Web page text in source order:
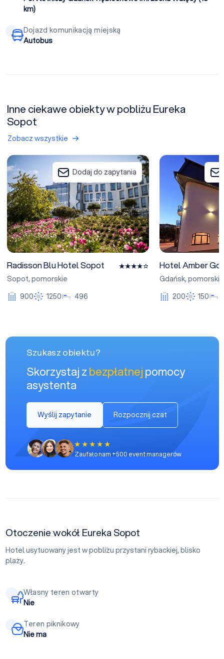
km)
Dojazd komunikacją miejską
Autobus
Inne ciekawe obiekty w pobliżu Eureka
Sopot
Zobacz wszystkie
Radisson Blu Hotel Sopot
Dodaj do zapytania
Radisson Blu Hotel Sopot
Sopot,pomorskie
900
1250 496
Hotel Amber
Hotel Amber
Gdańsk,pomorskie
200
150
Szukasz obiektu?
Skorzystaj zbezpłatnejpomocy
asystenta
Wyślij zapytanie Rozpocznij czat
Zaufało nam +500 event managerów
Otoczenie wokół Eureka Sopot
Hotel usytuowany jest w pobliżu przystani rybackiej, blisko
plaży.
Własny teren otwarty
Nie
Teren piknikowy
Nie ma